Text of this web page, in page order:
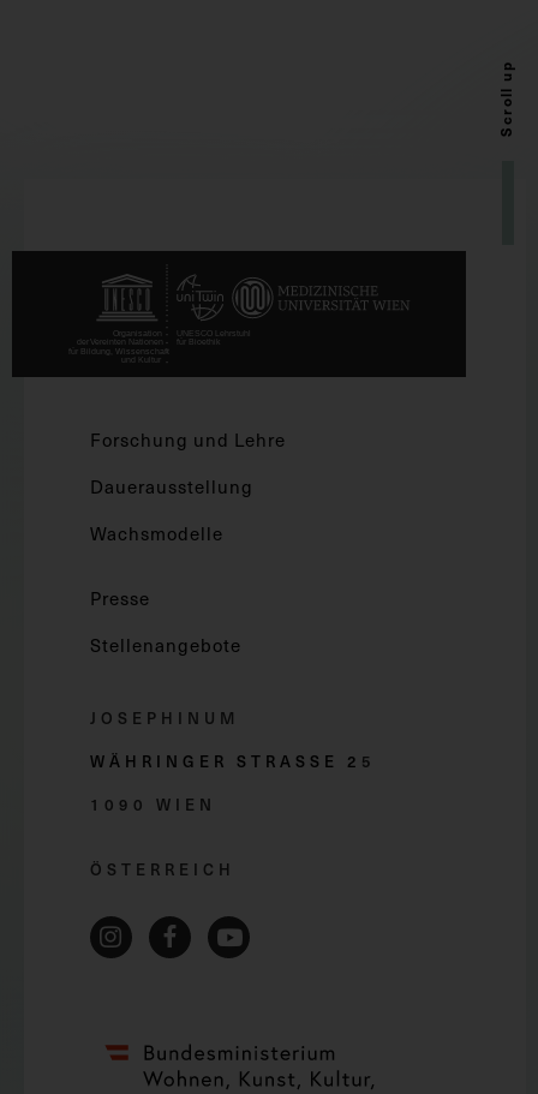
Scroll up
Forschung und Lehre
Dauerausstellung
Wachsmodelle
Presse
Stellenangebote
JOSEPHINUM
WÄHRINGER STRASSE 2 5
1090 WIEN
ÖSTERREICH